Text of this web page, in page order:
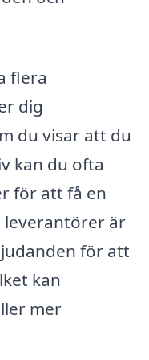
flera
dig
du visar att du
kan du ofta
för att få en
leverantörer är
för att
kan
mer